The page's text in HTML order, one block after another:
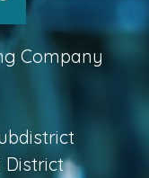
Company
District